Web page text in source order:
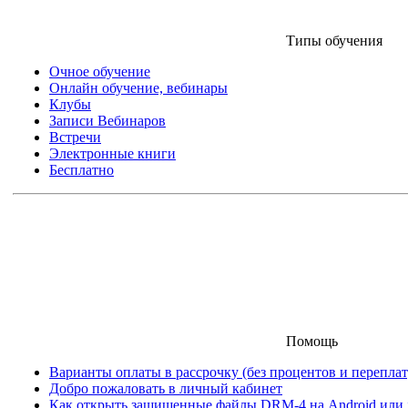
Типы обучения
Очное обучение
Онлайн обучение, вебинары
Клубы
Записи Вебинаров
Встречи
Электронные книги
Бесплатно
Помощь
Варианты оплаты в рассрочку (без процентов и
Добро пожаловать в личный кабинет
Как открыть защищенные файлы DRM-4 на Android или